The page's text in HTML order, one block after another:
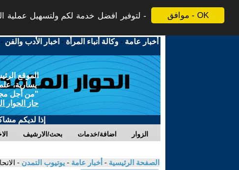
موافق - OK
لتوفير افضل خدمة لكم ولتسهيل عملية
أخبار عامة -وكالة أنباء المرأة - اخبار الأدب والفن
الموقع
يسارية،
"من أجل
حاز الحوار
إذا لديكم
بحث/الارشيف اضافة/خدمات الزوار
الصفحة الرئيسية - أخبار عامة - يوتيوب التمدن -